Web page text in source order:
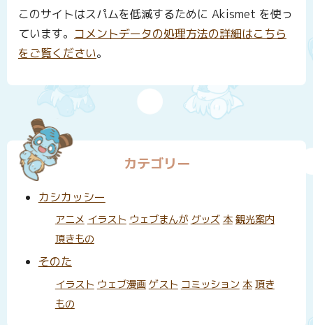
このサイトはスパムを低減するために Akismet を使っ
ています。 コメントデータの処理方法の詳細はこちら
をご覧ください。
カテゴリー
カシカッシー
アニメ イラスト ウェブまんが グッズ 本 観光案内
頂きもの
そのた
イラスト ウェブ漫画 ゲスト コミッション 本 頂き
もの